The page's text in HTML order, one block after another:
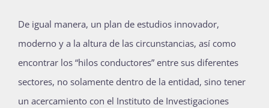
De igual manera, un plan de estudios innovador,
moderno y a la altura de las circunstancias, así como
encontrar los “hilos conductores” entre sus diferentes
sectores, no solamente dentro de la entidad, sino tener
un acercamiento con el Instituto de Investigaciones